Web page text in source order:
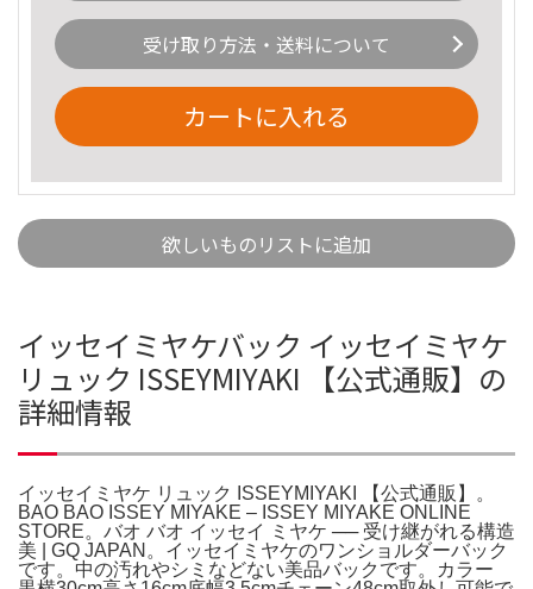
受け取り方法・送料について
カートに入れる
欲しいものリストに追加
イッセイミヤケバック イッセイミヤケ
リュック ISSEYMIYAKI 【公式通販】の
詳細情報
イッセイミヤケ リュック ISSEYMIYAKI 【公式通販】。
BAO BAO ISSEY MIYAKE – ISSEY MIYAKE ONLINE
STORE。バオ バオ イッセイ ミヤケ ── 受け継がれる構造
美 | GQ JAPAN。イッセイミヤケのワンショルダーバック
です。中の汚れやシミなどない美品バックです。カラー